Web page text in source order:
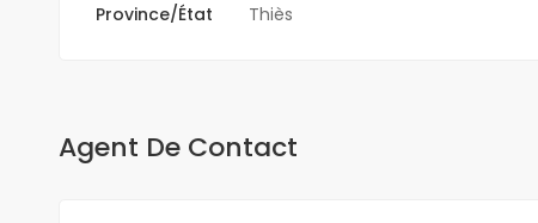
Province/État
Thiès
Agent De Contact